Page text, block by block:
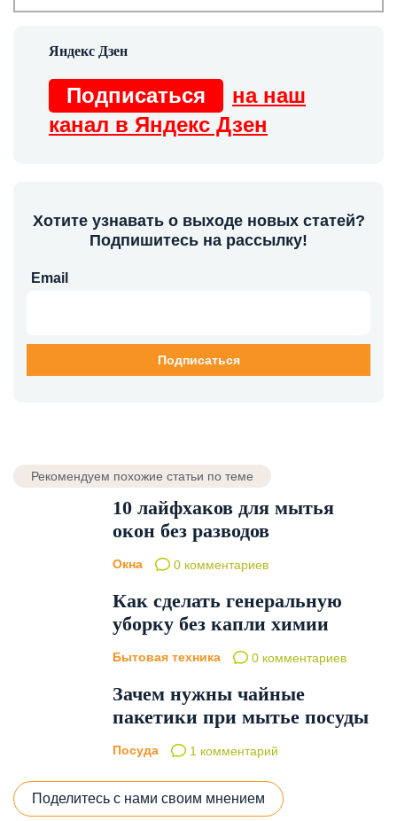
Подписаться
на наш
канал в Яндекс Дзен
Хотите узнавать о выходе новых статей?
Подпишитесь на рассылку!
Email
Рекомендуем похожие статьи по теме
10 лайфхаков для мытья
окон без разводов
Окна 0 комментариев
Как сделать генеральную
уборку без капли химии
Бытовая техника 0 комментариев
Зачем нужны чайные
пакетики при мытье посуды
Посуда 1 комментарий
Поделитесь с нами своим мнением